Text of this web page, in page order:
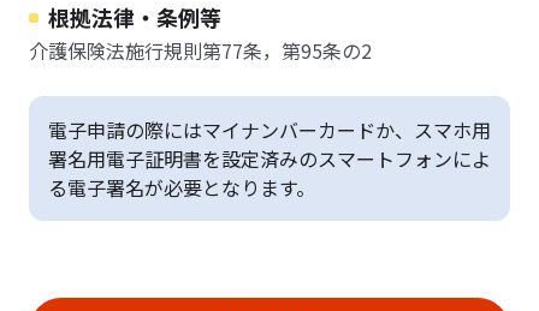
根拠法律・条例等
介護保険法施行規則第77条，第95条の2
電子申請の際にはマイナンバーカードか、スマホ用
署名用電子証明書を設定済みのスマートフォンによ
る電子署名が必要となります。